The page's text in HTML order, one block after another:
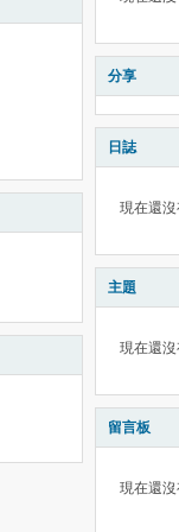
分享
日誌
現在還
主題
現在還
留言板
現在還